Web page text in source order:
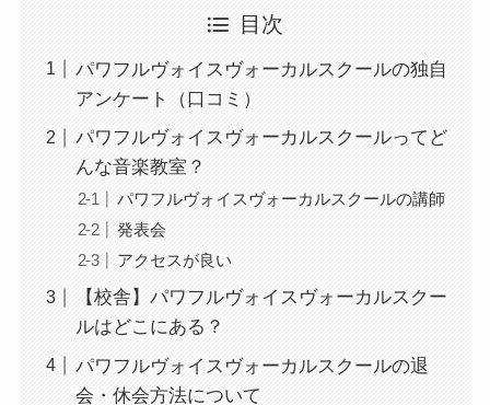
目次
パワフルヴォイスヴォーカルスクールの独自
アンケート（口コミ）
パワフルヴォイスヴォーカルスクールってど
んな音楽教室？
パワフルヴォイスヴォーカルスクールの講師
発表会
アクセスが良い
【校舎】パワフルヴォイスヴォーカルスクー
ルはどこにある？
パワフルヴォイスヴォーカルスクールの退
会・休会方法について